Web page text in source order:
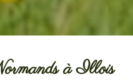
à Illois